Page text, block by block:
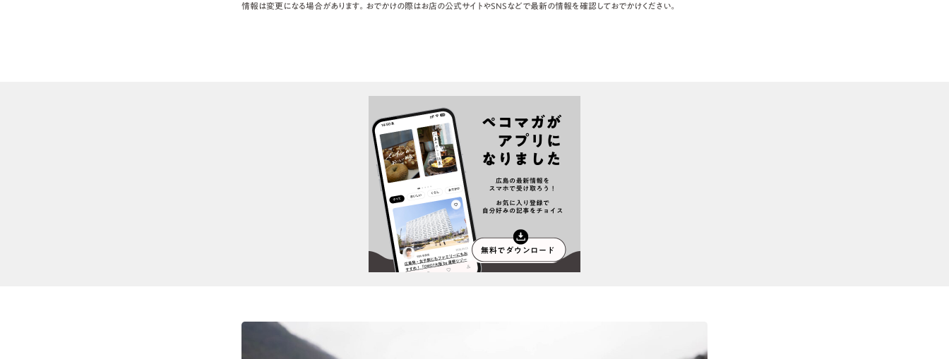
情報は変更になる場合があります。おでかけの際はお店の公式サイトやSNSなどで最新の情報を確認しておでかけください。